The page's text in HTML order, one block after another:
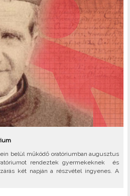
belül működő oratóriumban augusztus
rendeztek gyermekeknek és
két napján a részvétel ingyenes. A